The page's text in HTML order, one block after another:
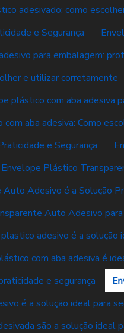
adesivado: como
e Segurança
para embalagem:
e utilizar corretamente
plástico com aba adesiva
aba adesiva: Como
e Segurança
Envelope Plástico
Adesivo é a Solução
Auto Adesivo
adesivo é a solução
com aba adesiva é
e segurança
é a solução ideal para
são a solução ideal